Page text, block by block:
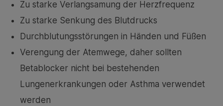
Zu starke Verlangsamung der Herzfrequenz
Zu starke Senkung des Blutdrucks
Durchblutungsstörungen in Händen und Füßen
Verengung der Atemwege, daher sollten
Betablocker nicht bei bestehenden
Lungenerkrankungen oder Asthma verwendet
werden